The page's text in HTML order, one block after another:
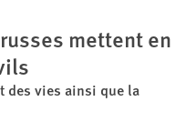
mettent en
des vies ainsi que la